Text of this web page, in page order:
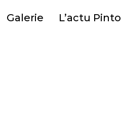
Galerie L’actu Pinto